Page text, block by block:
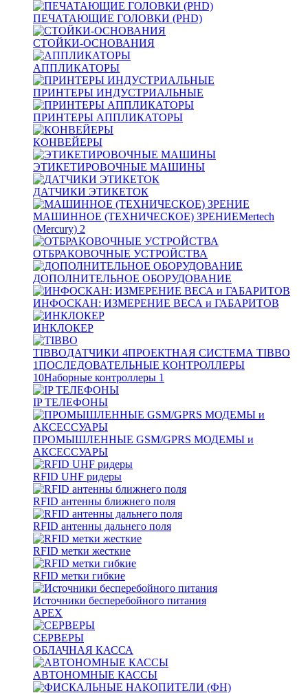
ПЕЧАТАЮЩИЕ ГОЛОВКИ (PHD)
СТОЙКИ-ОСНОВАНИЯ
АППЛИКАТОРЫ
ПРИНТЕРЫ ИНДУСТРИАЛЬНЫЕ
ПРИНТЕРЫ АППЛИКАТОРЫ
КОНВЕЙЕРЫ
ЭТИКЕТИРОВОЧНЫЕ МАШИНЫ
ДАТЧИКИ ЭТИКЕТОК
МАШИННОЕ (ТЕХНИЧЕСКОЕ) ЗРЕНИЕMertech
(Mercury) 2
ОТБРАКОВОЧНЫЕ УСТРОЙСТВА
ДОПОЛНИТЕЛЬНОЕ ОБОРУДОВАНИЕ
ИНФОСКАН: ИЗМЕРЕНИЕ ВЕСА и ГАБАРИТОВ
ИНКЛОКЕР
TIBBOДАТЧИКИ 4ПРОЕКТНАЯ СИСТЕМА TIBBO
1ПОСЛЕДОВАТЕЛЬНЫЕ КОНТРОЛЛЕРЫ
10Наборные контроллеры 1
IP ТЕЛЕФОНЫ
ПРОМЫШЛЕННЫЕ GSM/GPRS МОДЕМЫ и
АКСЕССУАРЫ
RFID UHF ридеры
RFID антенны ближнего поля
RFID антенны дальнего поля
RFID метки жесткие
RFID метки гибкие
Источники бесперебойного питания
APEX
СЕРВЕРЫ
ОБЛАЧНАЯ КАССА
АВТОНОМНЫЕ КАССЫ